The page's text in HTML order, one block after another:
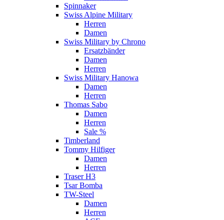
Spinnaker
Swiss Alpine Military
Herren
Damen
Swiss Military by Chrono
Ersatzbänder
Damen
Herren
Swiss Military Hanowa
Damen
Herren
Thomas Sabo
Damen
Herren
Sale %
Timberland
Tommy Hilfiger
Damen
Herren
Traser H3
Tsar Bomba
TW-Steel
Damen
Herren